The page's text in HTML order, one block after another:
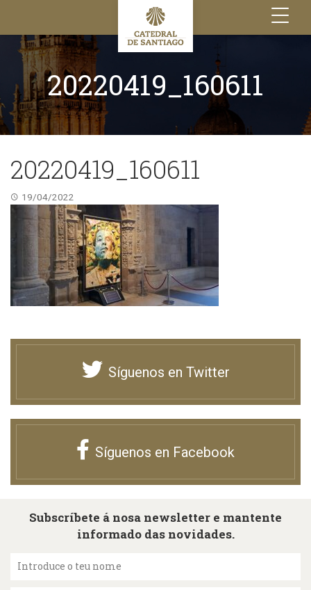
Toggle
navigation
20220419_160611
20220419_160611
19/04/2022
Síguenos en Twitter
Síguenos en Facebook
Subscríbete á nosa newsletter e mantente
informado das novidades.
Introduce o teu nome